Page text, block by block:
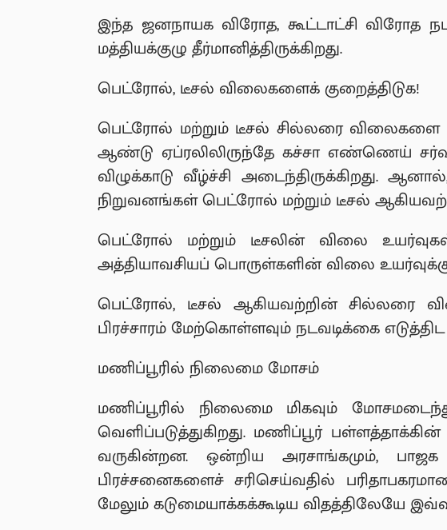
இந்த ஜனநாயக விரோத, கூட்டாட்சி விரோத
மத்தியக்குழு தீர்மானித்திருக்கிறது.
பெட்ரோல், டீசல் விலைகளைக் குறைத்திடுக!
பெட்ரோல் மற்றும் டீசல் சில்லரை விலைகளை
ஆண்டு ஏப்ரலிலிருந்தே கச்சா எண்ணெய் சர்வதேச
விழுக்காடு வீழ்ச்சி அடைந்திருக்கிறது.
நிறுவனங்கள் பெட்ரோல் மற்றும் டீசல்
பெட்ரோல் மற்றும் டீசலின் விலை
அத்தியாவசியப் பொருள்களின் விலை
பெட்ரோல், டீசல் ஆகியவற்றின் சில்லரை
பிரச்சாரம் மேற்கொள்ளவும் நடவடிக்கை எடுத்திட
மணிப்பூரில் நிலைமை மோசம்
மணிப்பூரில் நிலைமை மிகவும்
வெளிப்படுத்துகிறது. மணிப்பூர்
வருகின்றன. ஒன்றிய அரசாங்கமும்,
பிரச்சனைகளைச் சரிசெய்வதில்
மேலும் கடுமையாக்கக்கூடிய விதத்திலேயே